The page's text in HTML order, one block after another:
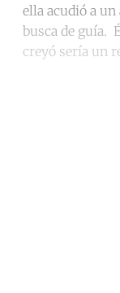
ella acudió a
busca de guía.
creyó sería un